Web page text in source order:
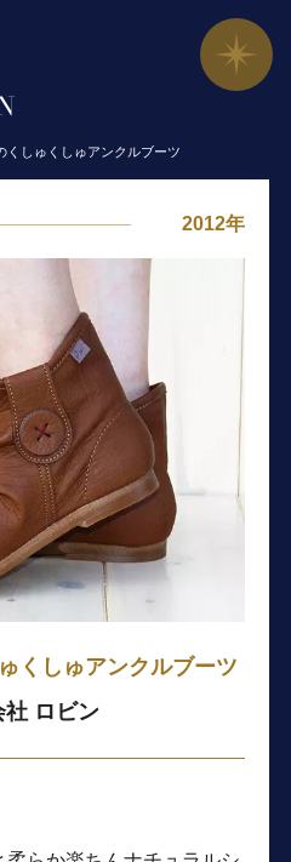
ゅくしゅアンクル
くしゅくしゅアンクルブーツ
2012年
くしゅアンクルブーツ
社 ロビン